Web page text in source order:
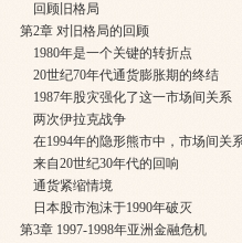
回顾旧格局
第2章 对旧格局的回顾
1980年是一个关键的转折点
20世纪70年代通货膨胀期的终结
1987年股灾强化了这一市场间关系
两次伊拉克战争
在1994年的隐形熊市中，市场间关
来自20世纪30年代的回响
通货紧缩情境
日本股市泡沫于1990年破灭
第3章 1997-1998年亚洲金融危机